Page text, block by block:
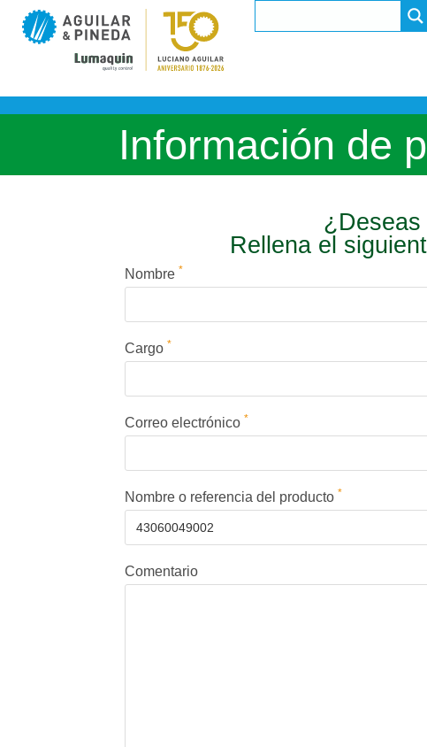
Información de
¿Deseas
Rellena el
Nombre *
Cargo *
Correo electrónico *
Nombre o referencia del producto *
Comentario